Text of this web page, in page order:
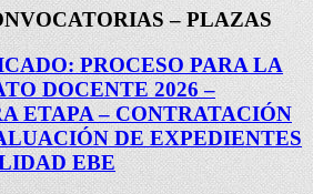
– PLAZAS
PROCESO PARA LA
DOCENTE 2026 –
ETAPA – CONTRATACIÓN
DE EXPEDIENTES
EBE